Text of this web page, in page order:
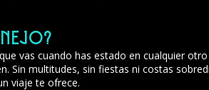
vas cuando has estado en cualquier otro
Sin multitudes, sin fiestas ni costas
viaje te ofrece.